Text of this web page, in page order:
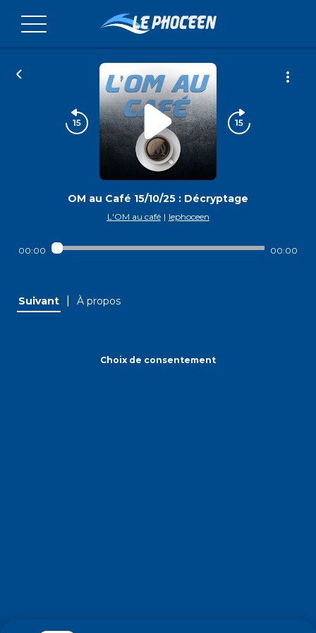
OM au Café 15/10/25 : Décryptage
L'OM au café | lephoceen
00:00 00:00
Suivant À propos
Choix de consentement